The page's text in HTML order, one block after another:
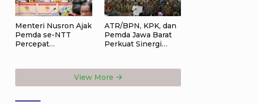
Menteri Nusron Ajak
Pemda se-NTT
Percepat
Pertanahan, Target
Pengukuran Tanah
Selesai 12 Hari
ATR/BPN, KPK, dan
Pemda Jawa Barat
Perkuat Sinergi
Pertanahan dan
Ekonomi Daerah
View More